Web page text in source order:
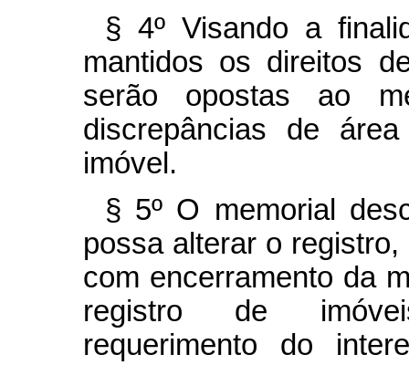
§ 4º Visando a
mantidos os direitos
serão opostas ao
discrepâncias de
imóvel.
§ 5º O memorial
possa alterar o
com encerramento da
registro de
requerimento do